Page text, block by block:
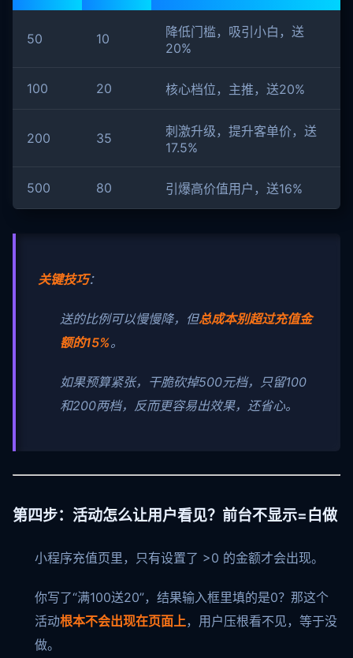
50 10
降低门槛，吸引小白，送
20%
100 20 核心档位，主推，送20%
200 35
刺激升级，提升客单价，送
17.5%
500 80 引爆高价值用户，送16%
关键技巧：
送的比例可以慢慢降，但总成本别超过充值金
额的15%。
如果预算紧张，干脆砍掉500元档，只留100
和200两档，反而更容易出效果，还省心。
第四步：活动怎么让用户看见？前台不显示=白做
小程序充值页里，只有设置了 >0 的金额才会出现。
你写了“满100送20”，结果输入框里填的是0？那这个
活动根本不会出现在页面上，用户压根看不见，等于没
做。